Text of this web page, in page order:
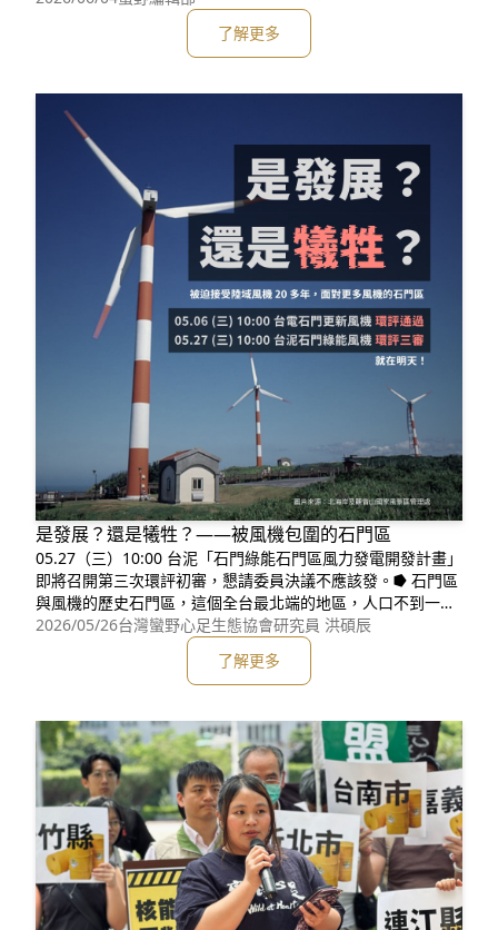
險中不顧。🌀 台灣的風機災情紀錄這次起火後，我們盤點過
往的災情。發現我國自興建陸域風機 20 多年來，至少已發生
4 次起火，其中 3 次是台電風機。還有 7 次的葉片斷裂或風機
了解更多
是發展？還是犧牲？——被風機包圍的石門區
05.27（三）10:00 台泥「石門綠能石門區風力發電開發計畫」
即將召開第三次環評初審，懇請委員決議不應該發。⭓ 石門區
與風機的歷史石門區，這個全台最北端的地區，人口不到一萬
人，卻是台灣第一座核電廠，同時也是本島第一座陸域風機的
設置地點。2003 年，台電在石門區尖鹿里設置本島第一座陸
域風機，全案共計六座約 4MW。風機象徵著往新能源的開
始，但任何開發都應謹慎看待其影響，而當年風機不需環評，
2026/05/26台灣蠻野心足生態協會研究員 洪碩辰
了解更多